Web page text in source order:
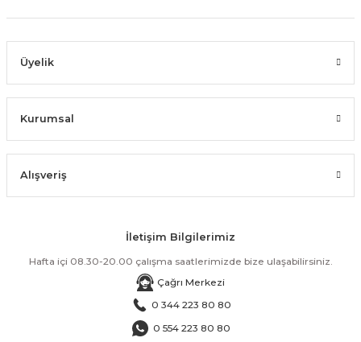
Üyelik
Kurumsal
Alışveriş
İletişim Bilgilerimiz
Hafta içi 08.30-20.00 çalışma saatlerimizde bize ulaşabilirsiniz.
Çağrı Merkezi
0 344 223 80 80
0 554 223 80 80